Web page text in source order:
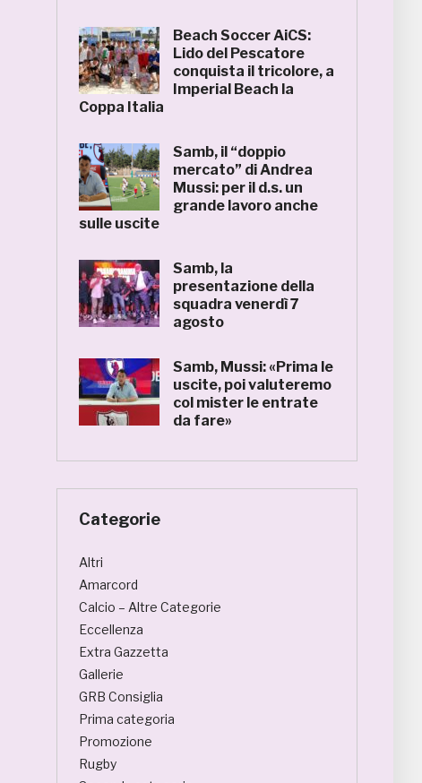
Beach Soccer AiCS:
Lido del Pescatore
conquista il tricolore, a
Imperial Beach la
Coppa Italia
Samb, il “doppio
mercato” di Andrea
Mussi: per il d.s. un
grande lavoro anche
sulle uscite
Samb, la
presentazione della
squadra venerdì 7
agosto
Samb, Mussi: «Prima le
uscite, poi valuteremo
col mister le entrate
da fare»
Categorie
Altri
Amarcord
Calcio – Altre Categorie
Eccellenza
Extra Gazzetta
Gallerie
GRB Consiglia
Prima categoria
Promozione
Rugby